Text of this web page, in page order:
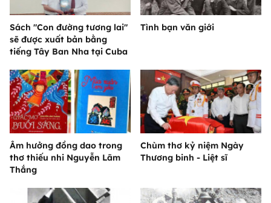
Sách "Con đường tương lai"
sẽ được xuất bản bằng
tiếng Tây Ban Nha tại Cuba
Tình bạn văn giới
Âm hưởng đồng dao trong
thơ thiếu nhi Nguyễn Lãm
Thắng
Chùm thơ kỷ niệm Ngày
Thương binh - Liệt sĩ